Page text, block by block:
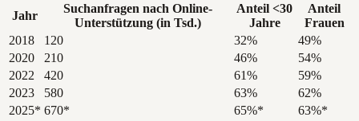
Jahr
Suchanfragen nach Online-
Unterstützung (in Tsd.)
Anteil <30
Jahre
Anteil
Frauen
2018
120 32%
49%
2020
210 46%
54%
2022
420 61%
59%
2023
580 63%
62%
2025* 670* 65%* 63%*